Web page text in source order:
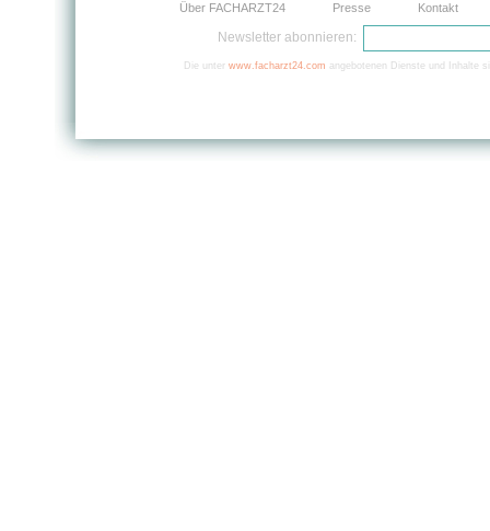
Über FACHARZT24 Presse Kontakt
Newsletter abonnieren:
Die unter www.facharzt24.com angebotenen Dienste und Inhalte